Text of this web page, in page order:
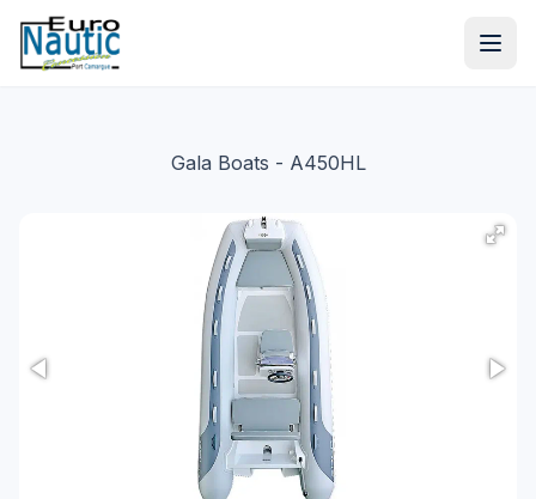
Gala Boats - A450HL